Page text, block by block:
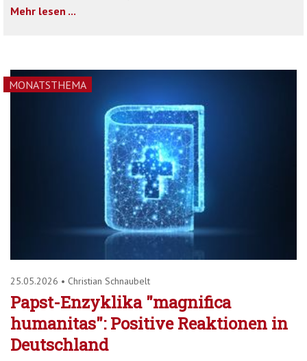
Mehr lesen ...
MONATSTHEMA
25.05.2026 • Christian Schnaubelt
Papst-Enzyklika "magnifica
humanitas": Positive Reaktionen in
Deutschland